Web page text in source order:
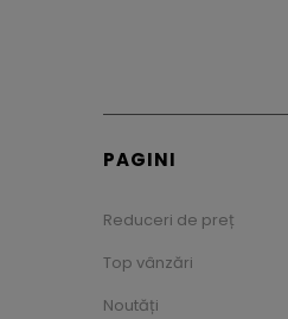
PAGINI
Reduceri de preț
Top vânzări
Noutăți